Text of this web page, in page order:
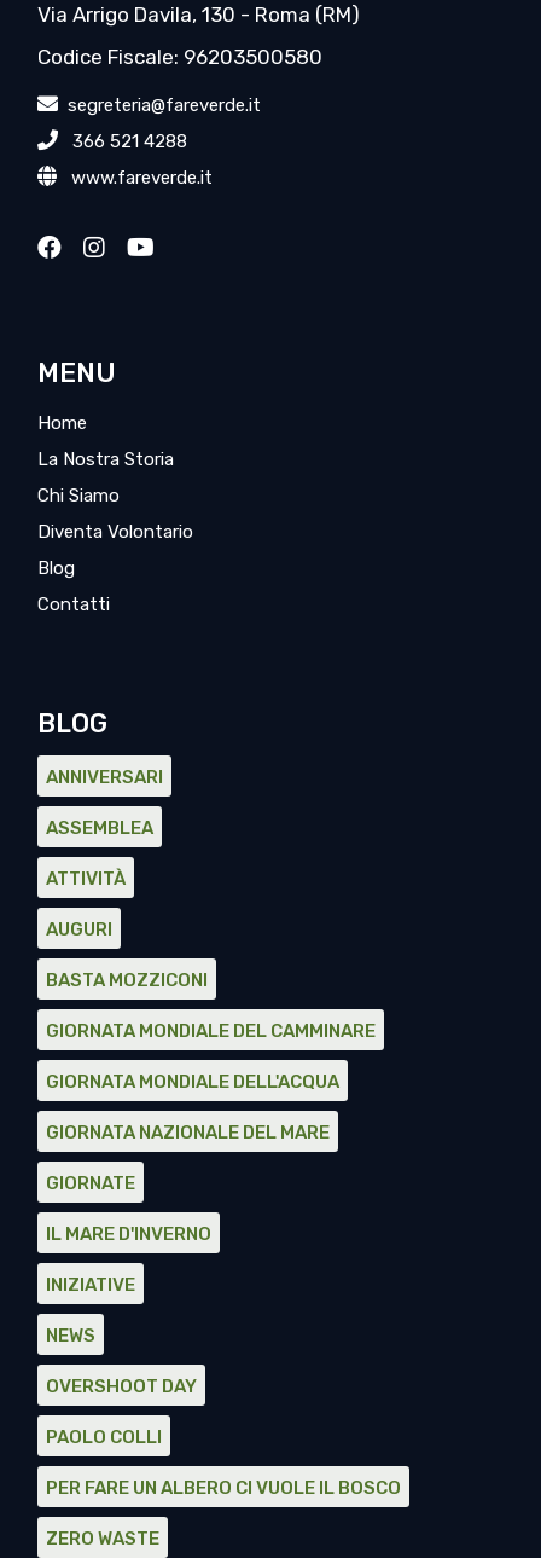
Via Arrigo Davila, 130 - Roma (RM)
Codice Fiscale: 96203500580
segreteria@fareverde.it
366 521 4288
www.fareverde.it
MENU
Home
La Nostra Storia
Chi Siamo
Diventa Volontario
Blog
Contatti
BLOG
ANNIVERSARI
ASSEMBLEA
ATTIVITÀ
AUGURI
BASTA MOZZICONI
GIORNATA MONDIALE DEL CAMMINARE
GIORNATA MONDIALE DELL'ACQUA
GIORNATA NAZIONALE DEL MARE
GIORNATE
IL MARE D'INVERNO
INIZIATIVE
NEWS
OVERSHOOT DAY
PAOLO COLLI
PER FARE UN ALBERO CI VUOLE IL BOSCO
ZERO WASTE